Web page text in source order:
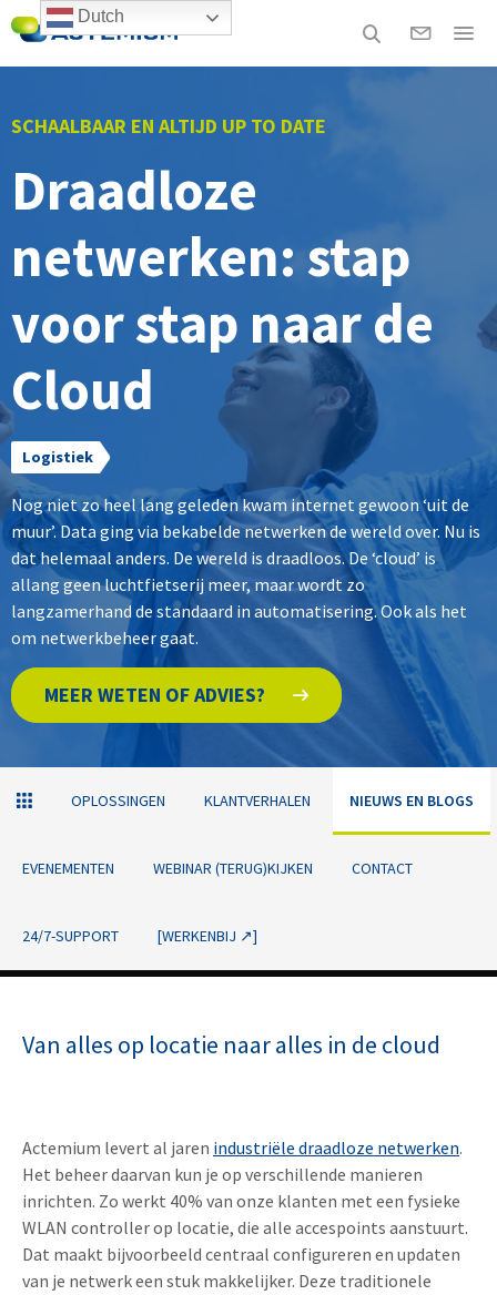
SCHAALBAAR EN ALTIJD UP TO DATE
Draadloze
netwerken: stap
voor stap naar de
Cloud
Logistiek
Nog niet zo heel lang geleden kwam internet gewoon ‘uit de
muur’. Data ging via bekabelde netwerken de wereld over. Nu is
dat helemaal anders. De wereld is draadloos. De ‘cloud’ is
allang geen luchtfietserij meer, maar wordt zo
langzamerhand de standaard in automatisering. Ook als het
om netwerkbeheer gaat.
MEER WETEN OF ADVIES?
OPLOSSINGEN KLANTVERHALEN NIEUWS EN BLOGS
EVENEMENTEN WEBINAR (TERUG)KIJKEN CONTACT
24/7-SUPPORT [WERKENBIJ ↗]
Van alles op locatie naar alles in de cloud
Actemium levert al jaren industriële draadloze netwerken.
Het beheer daarvan kun je op verschillende manieren
inrichten. Zo werkt 40% van onze klanten met een fysieke
WLAN controller op locatie, die alle accespoints aanstuurt.
Dat maakt bijvoorbeeld centraal configureren en updaten
van je netwerk een stuk makkelijker. Deze traditionele
Dutch